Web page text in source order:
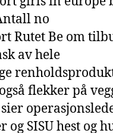
no
Rutet Be om
av hele
flekker på
SISU hest og